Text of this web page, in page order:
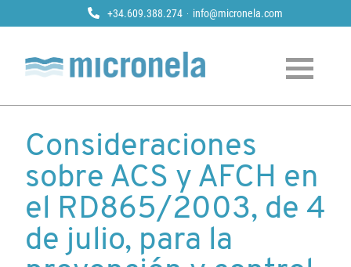
content
+34.609.388.274 info@micronela.com
Consideraciones
sobre ACS y AFCH en
el RD865/2003, de 4
de julio, para la